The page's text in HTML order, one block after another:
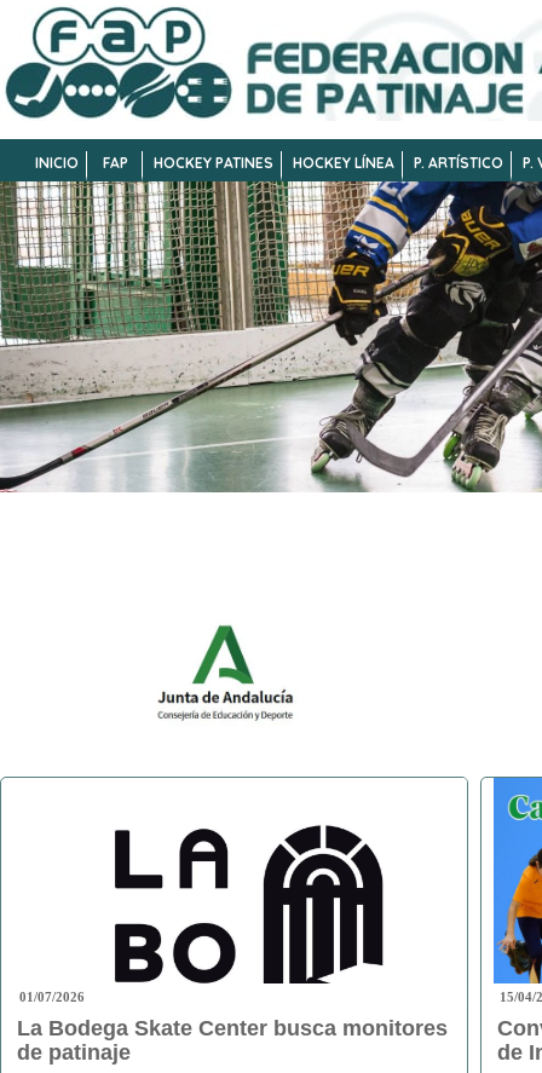
INICIO FAP HOCKEY PATINES HOCKEY LÍNEA P. ARTÍSTICO P.
01/07/2026
La Bodega Skate Center busca monitores
de patinaje
15/04/
de